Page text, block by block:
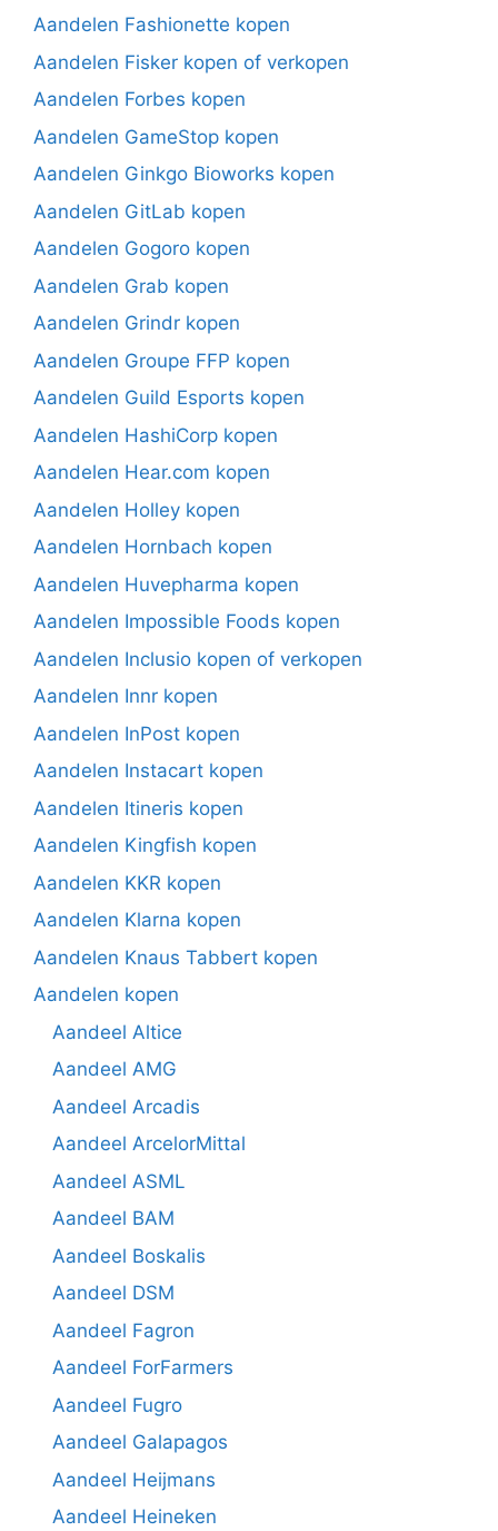
Aandelen Fashionette kopen
Aandelen Fisker kopen of verkopen
Aandelen Forbes kopen
Aandelen GameStop kopen
Aandelen Ginkgo Bioworks kopen
Aandelen GitLab kopen
Aandelen Gogoro kopen
Aandelen Grab kopen
Aandelen Grindr kopen
Aandelen Groupe FFP kopen
Aandelen Guild Esports kopen
Aandelen HashiCorp kopen
Aandelen Hear.com kopen
Aandelen Holley kopen
Aandelen Hornbach kopen
Aandelen Huvepharma kopen
Aandelen Impossible Foods kopen
Aandelen Inclusio kopen of verkopen
Aandelen Innr kopen
Aandelen InPost kopen
Aandelen Instacart kopen
Aandelen Itineris kopen
Aandelen Kingfish kopen
Aandelen KKR kopen
Aandelen Klarna kopen
Aandelen Knaus Tabbert kopen
Aandelen kopen
Aandeel Altice
Aandeel AMG
Aandeel Arcadis
Aandeel ArcelorMittal
Aandeel ASML
Aandeel BAM
Aandeel Boskalis
Aandeel DSM
Aandeel Fagron
Aandeel ForFarmers
Aandeel Fugro
Aandeel Galapagos
Aandeel Heijmans
Aandeel Heineken